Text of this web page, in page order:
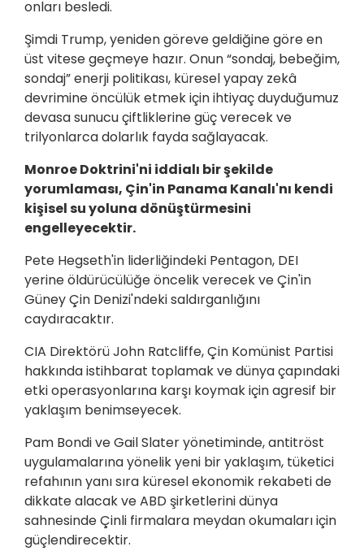
onları besledi.
Şimdi Trump, yeniden göreve geldiğine göre en
üst vitese geçmeye hazır. Onun “sondaj, bebeğim,
sondaj” enerji politikası, küresel yapay zekâ
devrimine öncülük etmek için ihtiyaç duyduğumuz
devasa sunucu çiftliklerine güç verecek ve
trilyonlarca dolarlık fayda sağlayacak.
Monroe Doktrini'ni iddialı bir şekilde
yorumlaması, Çin'in Panama Kanalı'nı kendi
kişisel su yoluna dönüştürmesini
engelleyecektir.
Pete Hegseth'in liderliğindeki Pentagon, DEI
yerine öldürücülüğe öncelik verecek ve Çin'in
Güney Çin Denizi'ndeki saldırganlığını
caydıracaktır.
CIA Direktörü John Ratcliffe, Çin Komünist Partisi
hakkında istihbarat toplamak ve dünya çapındaki
etki operasyonlarına karşı koymak için agresif bir
yaklaşım benimseyecek.
Pam Bondi ve Gail Slater yönetiminde, antitröst
uygulamalarına yönelik yeni bir yaklaşım, tüketici
refahının yanı sıra küresel ekonomik rekabeti de
dikkate alacak ve ABD şirketlerini dünya
sahnesinde Çinli firmalara meydan okumaları için
güçlendirecektir.